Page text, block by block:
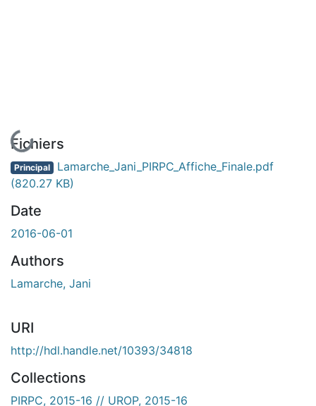
En cours de chargement...
Fichiers
Principal Lamarche_Jani_PIRPC_Affiche_Finale.pdf
(820.27 KB)
Date
2016-06-01
Authors
Lamarche, Jani
URI
http://hdl.handle.net/10393/34818
Collections
PIRPC, 2015-16 // UROP, 2015-16